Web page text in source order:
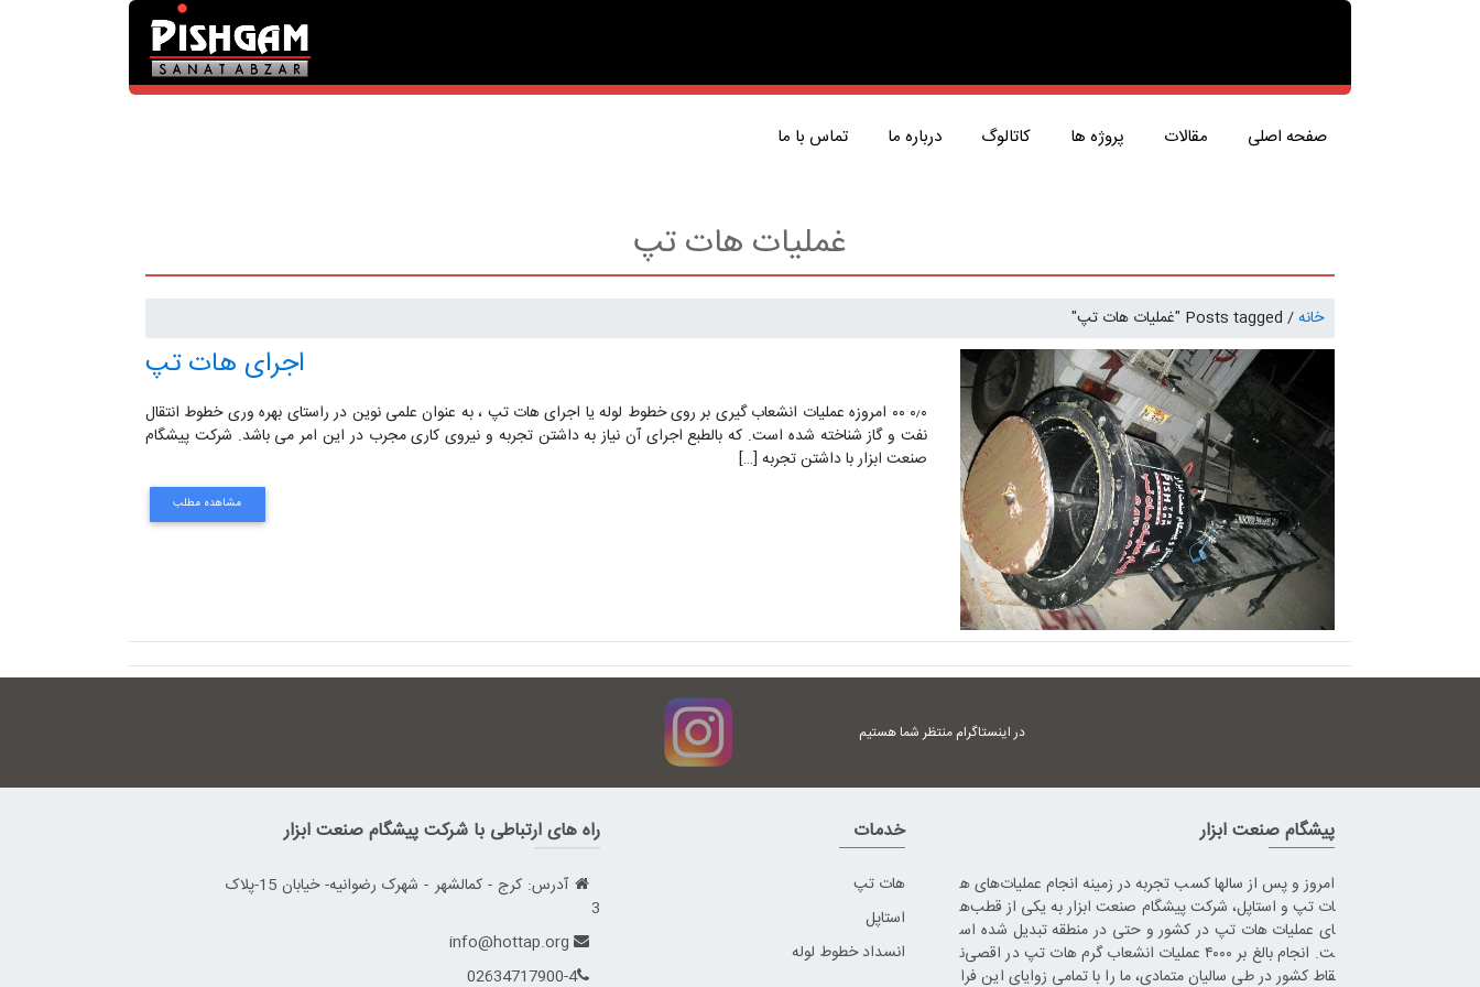
صفحه اصلی مقالات پروژه ها کاتالوگ درباره ما تماس با ما
غملیات هات تپ
خانه/ Posts tagged "غملیات هات تپ"
اجرای هات تپ
۰٫۰ ۰۰ امروزه عملیات انشعاب گیری بر روی خطوط لوله یا اجرای هات تپ ، به عنوان علمی نوین در راستای بهره وری خطوط انتقال
نفت و گاز شناخته شده است. که بالطبع اجرای آن نیاز به داشتن تجربه و نیروی کاری مجرب در این امر می باشد. شرکت پیشگام
صنعت ابزار با داشتن تجربه […]
مشاهده مطلب
در اینستاگرام منتظر شما هستیم
پیشگام صنعت ابزار
امروز و پس از سالها کسب تجربه در زمینه انجام عملیات‌های ه
ات تپ و استاپل، شرکت پیشگام صنعت ابزار به یکی از قطب‌ه
ای عملیات هات تپ در کشور و حتی در منطقه تبدیل شده اس
ت. انجام بالغ بر ۴۰۰۰ عملیات انشعاب گرم هات تپ در اقصی‌ن
قاط کشور در طی سالیان متمادی، ما را با تمامی زوایای این فرا
خدمات
هات تپ
استاپل
انسداد خطوط لوله
راه های ارتباطی با شرکت پیشگام صنعت ابزار
آدرس: کرج - کمالشهر - شهرک رضوانیه- خیابان 15-پلاک
3
02634717900-4